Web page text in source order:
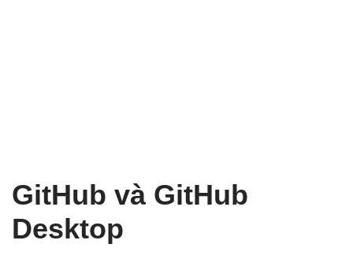
GitHub và GitHub
Desktop